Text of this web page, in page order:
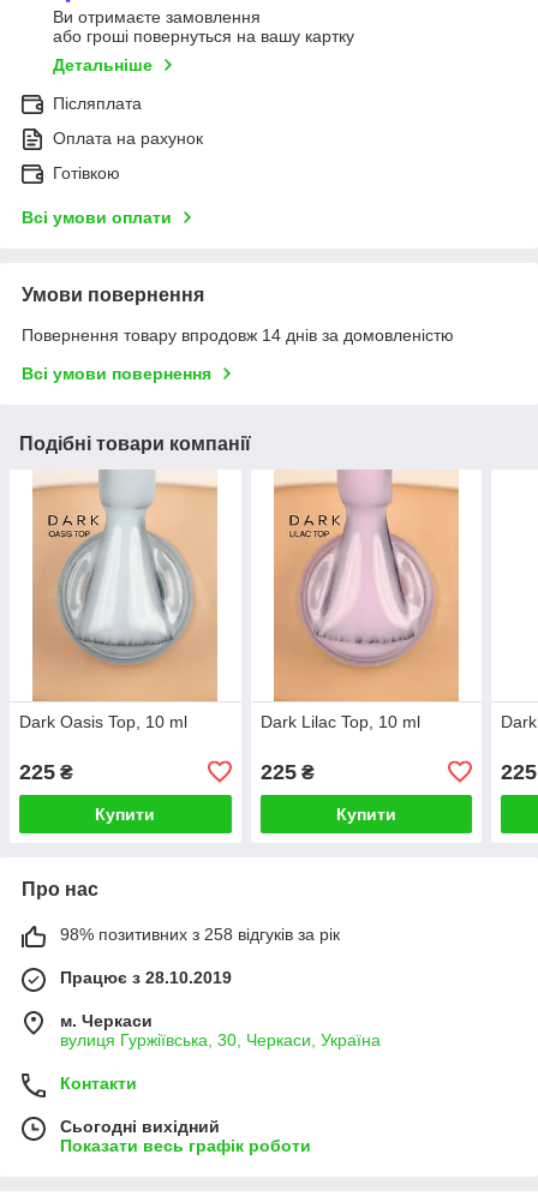
Ви отримаєте замовлення
або гроші повернуться на вашу картку
Детальніше
Післяплата
Оплата на рахунок
Готівкою
Всі умови оплати
Умови повернення
Повернення товару впродовж 14 днів за домовленістю
Всі умови повернення
Подібні товари компанії
Dark Oasis Top, 10 ml
225 ₴
Купити
Dark Lilac Top, 10 ml
225₴
Купити
225
Про нас
98% позитивних з 258 відгуків за рік
Працює з 28.10.2019
м. Черкаси
вулиця Гуржіївська, 30, Черкаси, Україна
Контакти
Сьогодні вихідний
Показати весь графік роботи